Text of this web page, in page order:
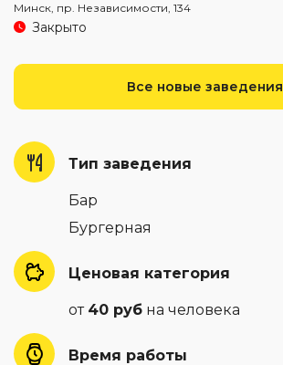
Тип заведения
Бар
Бургерная
Ценовая категория
от 40 руб на человека
Время работы
Минск, пр. Независимости, 134
Закрыто
Все новые заведения